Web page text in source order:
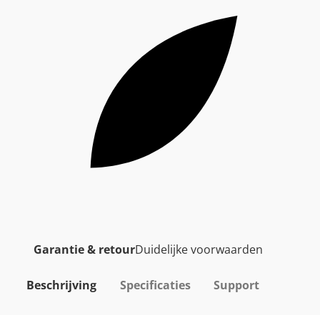
Garantie & retourDuidelijke voorwaarden
Beschrijving Specificaties Support